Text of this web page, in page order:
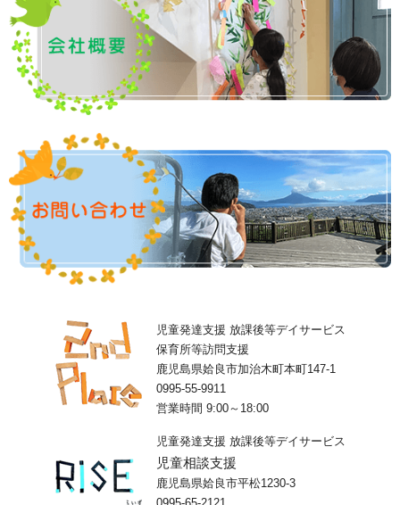
児童発達支援 放課後等デイサービス
保育所等訪問支援
鹿児島県姶良市加治木町本町147-1
0995-55-9911
営業時間 9:00～18:00
児童発達支援 放課後等デイサービス
児童相談支援
鹿児島県姶良市平松1230-3